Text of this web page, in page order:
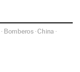
· Bomberos·China ·